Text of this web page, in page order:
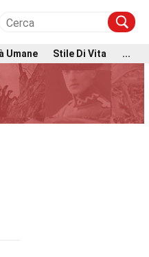
Umane Stile Di Vita ...